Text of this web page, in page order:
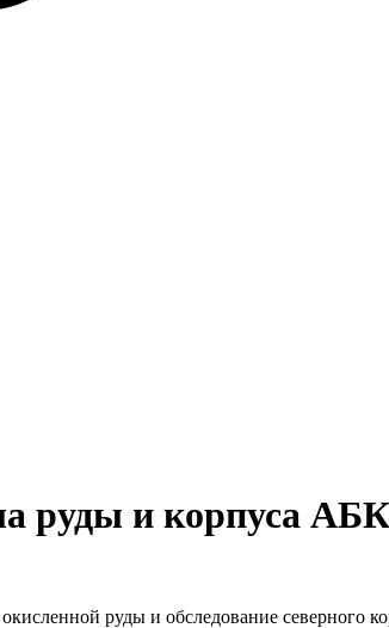
руды и корпуса АБК
руды и обследование северного